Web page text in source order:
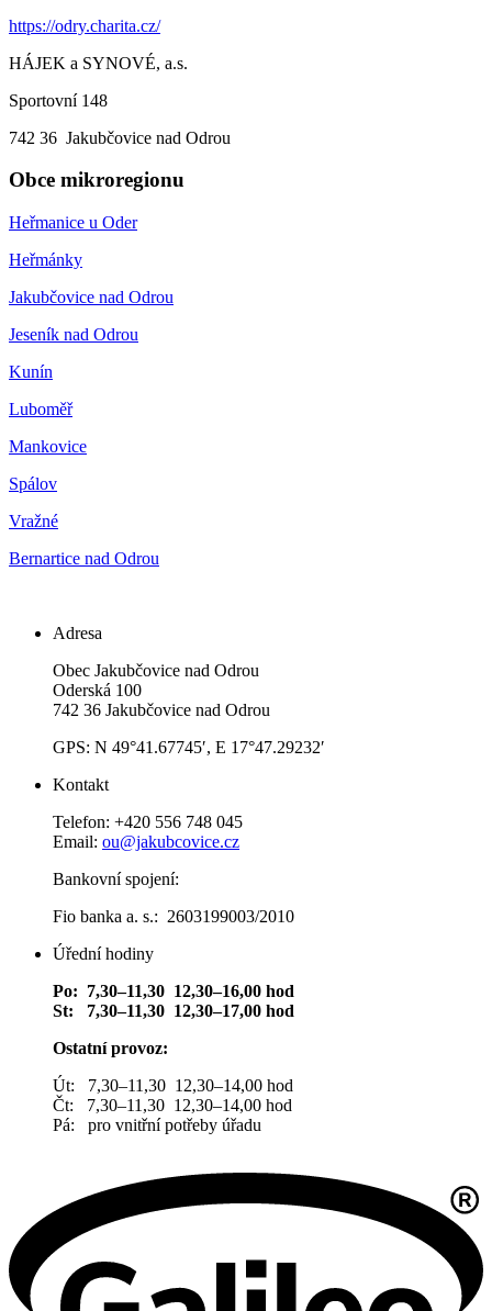
https://odry.charita.cz/
HÁJEK a SYNOVÉ, a.s.
Sportovní 148
742 36 Jakubčovice nad Odrou
Obce mikroregionu
Heřmanice u Oder
Heřmánky
Jakubčovice nad Odrou
Jeseník nad Odrou
Kunín
Luboměř
Mankovice
Spálov
Vražné
Bernartice nad Odrou
Adresa
Obec Jakubčovice nad Odrou
Oderská 100
742 36 Jakubčovice nad Odrou
GPS: N 49°41.67745′, E 17°47.29232′
Kontakt
Telefon: +420 556 748 045
Email: ou@jakubcovice.cz
Bankovní spojení:
Fio banka a. s.: 2603199003/2010
Úřední hodiny
Po: 7,30–11,30 12,30–16,00 hod
St: 7,30–11,30 12,30–17,00 hod
Ostatní provoz:
Út: 7,30–11,30 12,30–14,00 hod
Čt: 7,30–11,30 12,30–14,00 hod
Pá: pro vnitřní potřeby úřadu